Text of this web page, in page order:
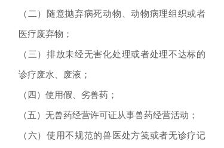
（二）随意抛弃病死动物、动物病理组织或者
医疗废弃物；
（三）排放未经无害化处理或者处理不达标的
诊疗废水、废液；
（四）使用假、劣兽药；
（五）无兽药经营许可证从事兽药经营活动；
（六）使用不规范的兽医处方笺或者无诊疗记